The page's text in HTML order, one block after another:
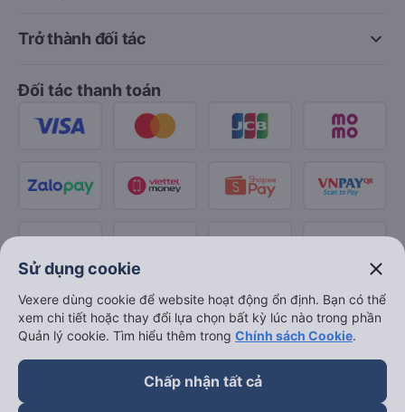
keyboard_arrow_down
Trở thành đối tác
Đối tác thanh toán
Sử dụng cookie close
Vexere dùng cookie để website hoạt động ổn định. Bạn có thể
xem chi tiết hoặc thay đổi lựa chọn bất kỳ lúc nào trong phần
Quản lý cookie. Tìm hiểu thêm trong Chính sách Cookie.
Chấp nhận tất cả